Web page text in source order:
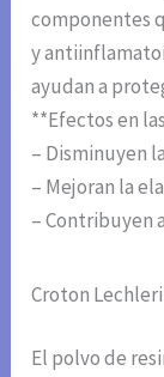
componentes
y
ayudan a
**Efectos en
– Disminuyen
– Mejoran la
– Contribuyen
Croton
El polvo de